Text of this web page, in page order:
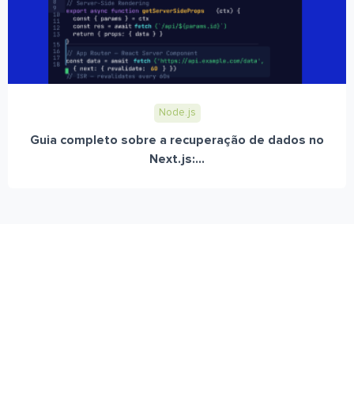
Node.js
Guia completo sobre a recuperação de dados no
Next.js:...